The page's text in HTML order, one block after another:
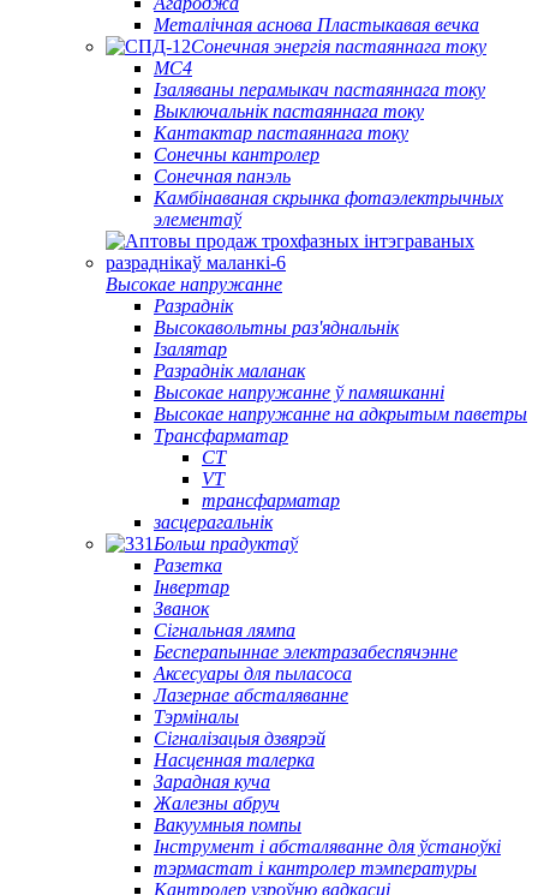
Металічная аснова Пластыкавая вечка
Сонечная энергія пастаяннага току
МС4
Ізаляваны перамыкач пастаяннага току
Выключальнік пастаяннага току
Кантактар ​​пастаяннага току
Сонечны кантролер
Сонечная панэль
Камбінаваная скрынка фотаэлектрычных
элементаў
Высокае напружанне
Разраднік
Высокавольтны раз'яднальнік
Ізалятар
Разраднік маланак
Высокае напружанне ў памяшканні
Высокае напружанне на адкрытым паветры
Трансфарматар
CT
VT
трансфарматар
засцерагальнік
Больш прадуктаў
Разетка
Інвертар
Званок
Сігнальная лямпа
Бесперапыннае электразабеспячэнне
Аксесуары для пыласоса
Лазернае абсталяванне
Тэрміналы
Сігналізацыя дзвярэй
Насценная талерка
Зарадная куча
Жалезны абруч
Вакуумныя помпы
Інструмент і абсталяванне для ўстаноўкі
тэрмастат і кантролер тэмпературы
Кантролер узроўню вадкасці